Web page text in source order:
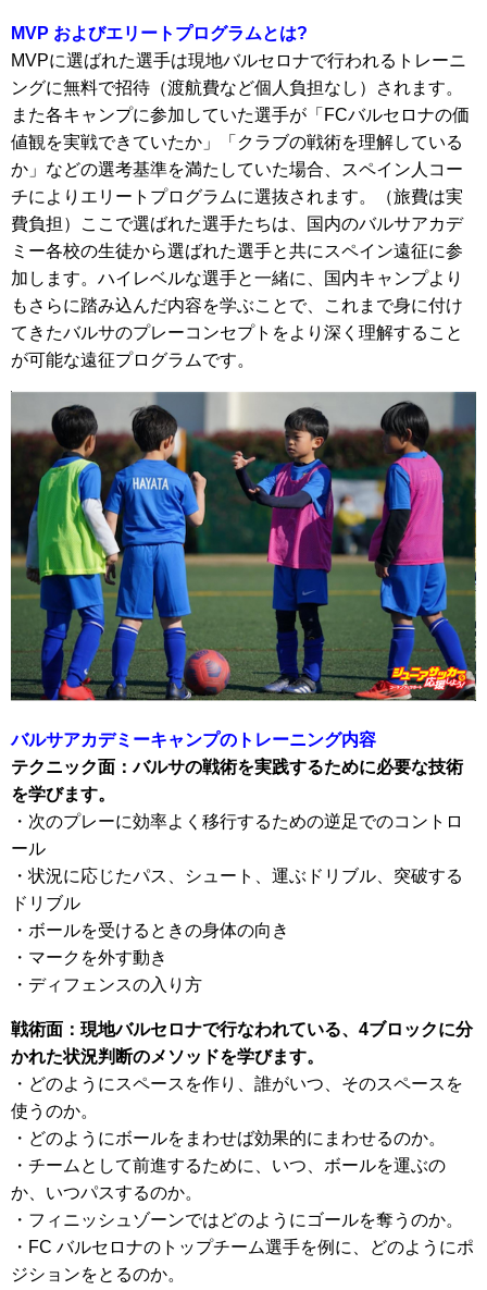
MVP およびエリートプログラムとは?
MVPに選ばれた選手は現地バルセロナで行われるトレーニ
ングに無料で招待（渡航費など個人負担なし）されます。
また各キャンプに参加していた選手が「FCバルセロナの価
値観を実戦できていたか」「クラブの戦術を理解している
か」などの選考基準を満たしていた場合、スペイン人コー
チによりエリートプログラムに選抜されます。（旅費は実
費負担）ここで選ばれた選手たちは、国内のバルサアカデ
ミー各校の生徒から選ばれた選手と共にスペイン遠征に参
加します。ハイレベルな選手と一緒に、国内キャンプより
もさらに踏み込んだ内容を学ぶことで、これまで身に付け
てきたバルサのプレーコンセプトをより深く理解すること
が可能な遠征プログラムです。
バルサアカデミーキャンプのトレーニング内容
テクニック面：バルサの戦術を実践するために必要な技術
を学びます。
・次のプレーに効率よく移行するための逆足でのコントロ
ール
・状況に応じたパス、シュート、運ぶドリブル、突破する
ドリブル
・ボールを受けるときの身体の向き
・マークを外す動き
・ディフェンスの入り方
戦術面：現地バルセロナで行なわれている、4ブロックに分
かれた状況判断のメソッドを学びます。
・どのようにスペースを作り、誰がいつ、そのスペースを
使うのか。
・どのようにボールをまわせば効果的にまわせるのか。
・チームとして前進するために、いつ、ボールを運ぶの
か、いつパスするのか。
・フィニッシュゾーンではどのようにゴールを奪うのか。
・FC バルセロナのトップチーム選手を例に、どのようにポ
ジションをとるのか。